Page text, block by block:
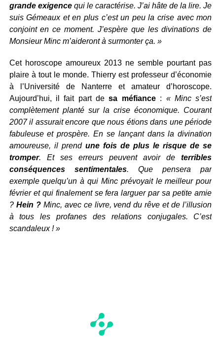
grande exigencequi le caractérise. J’ai hâte de la lire. Je
suis Gémeaux et en plus c’est un peu la crise avec mon
conjoint en ce moment. J’espère que les divinations de
Monsieur Minc m’aideront à surmonter ça. »
Cet horoscope amoureux 2013 ne semble pourtant pas
plaire à tout le monde. Thierry est professeur d’économie
à l’Université de Nanterre et amateur d’horoscope.
Aujourd’hui, il fait part de sa méfiance: « Minc s’est
complètement planté sur la crise économique. Courant
2007 il assurait encore que nous étions dans une période
fabuleuse et prospère. En se lançant dans la divination
amoureuse, il prend une fois de plus le risque de se
tromper. Et ses erreurs peuvent avoir deterribles
conséquences sentimentales. Que pensera par
exemple quelqu’un à qui Minc prévoyait le meilleur pour
février et qui finalement se fera larguer par sa petite amie
? Hein ?Minc, avec ce livre, vend du rêve et de l’illusion
à tous les profanes des relations conjugales. C’est
scandaleux ! »